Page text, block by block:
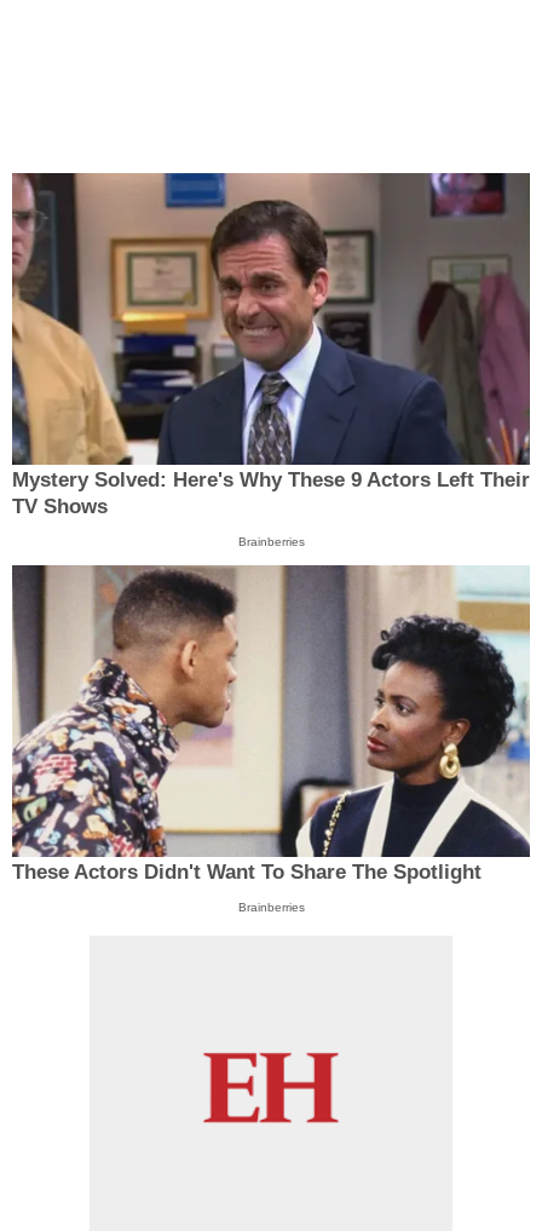
Mystery Solved: Here's Why These 9 Actors Left Their
TV Shows
Brainberries
These Actors Didn't Want To Share The Spotlight
Brainberries